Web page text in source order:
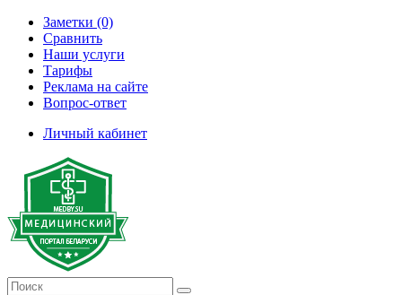
Заметки (0)
Сравнить
Наши услуги
Тарифы
Реклама на сайте
Вопрос-ответ
Личный кабинет